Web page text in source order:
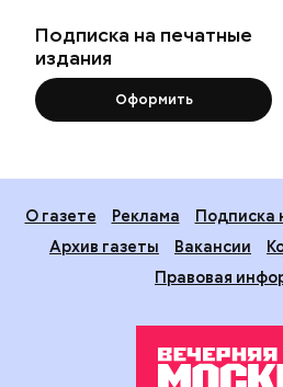
Подписка на печатные
издания
Оформить
О газете Реклама
Подписка
Архив газеты
Вакансии
Правовая